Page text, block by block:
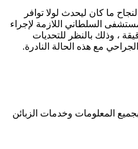
ما كان ليحدث لولا توافر
السلطاني اللازمة لإجراء
، وذلك بالنظر للتحديات
مع هذه الحالة النادرة.
المعلومات وخدمات الزبائن